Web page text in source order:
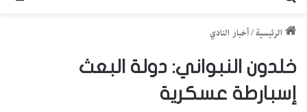
الرئيسية /أخبار النادي
خلدون النبواني: دولة البعث
إسبارطة عسكرية